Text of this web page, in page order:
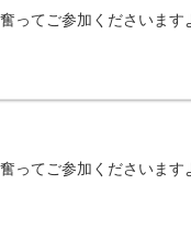
ってご参加くださいます
ってご参加くださいます